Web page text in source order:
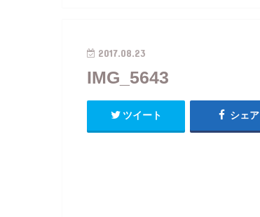
2017.08.23
IMG_5643
ツイート シェア